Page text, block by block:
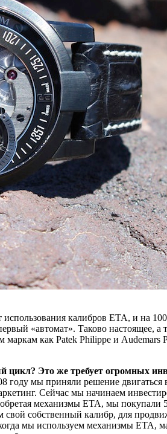
использования калибров ETA, и на
«автомат». Таково
как Patek Philippe и
цикл? Это же требует огромных
году мы приняли решение
Сейчас мы начинаем
механизмы ETA, мы покупали
собственный калибр, для
мы используем механизмы ETA,